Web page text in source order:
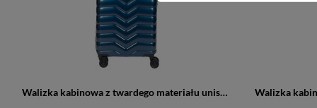
Walizka kabinowa z twardego materiału unisex Cavalet SMYGEHUK mała podróżna niebieska